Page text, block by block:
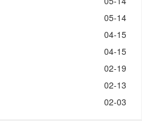
05-14
04-15
04-15
02-19
02-13
02-03